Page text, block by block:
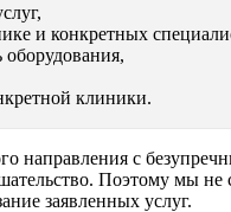
и конкретных
оборудования,
клиники.
направления с
Поэтому мы
заявленных услуг.